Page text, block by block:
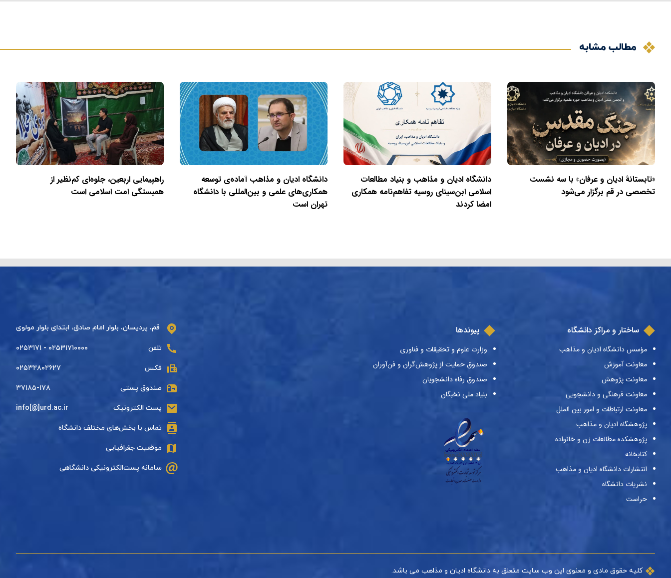
مطالب مشابه
«تابستانهٔ ادیان و عرفان» با سه نشست
تخصصی در قم برگزار می‌شود
دانشگاه ادیان و مذاهب و بنیاد مطالعات
اسلامی ابن‌سینای روسیه تفاهم‌نامه همکاری
امضا کردند
دانشگاه ادیان و مذاهب آماده‌ی توسعه
همکاری‌های علمی و بین‌المللی با دانشگاه
تهران است
راهپیمایی اربعین، جلوه‌ای کم‌نظیر از
همبستگی امت اسلامی است
ساختار و مراکز دانشگاه
مؤسس دانشگاه ادیان و مذاهب
معاونت آموزش
معاونت پژوهش
معاونت فرهنگی و دانشجویی
معاونت ارتباطات و امور بین الملل
پژوهشگاه ادیان و مذاهب
پژوهشکده مطالعات زن و خانواده
کتابخانه
انتشارات دانشگاه ادیان و مذاهب
نشریات دانشگاه
حراست
پیوندها
وزارت علوم و تحقیقات و فناوری
صندوق حمایت از پژوهش‌گران و فن‌آوران
صندوق رفاه دانشجویان
بنیاد ملی نخبگان
قم، پردیسان، بلوار امام صادق، ابتدای بلوار مولوی
تلفن ۰۲۵۳۱۷۱۰۰۰۰ - ۰۲۵۳۱۷۱
فکس ۰۲۵۳۲۸۰۲۶۲۷
صندوق پستی ۳۷۱۸۵-۱۷۸
پست الکترونیک info[@]urd.ac.ir
تماس با بخش‌های مختلف دانشگاه
موقعیت جغرافیایی
سامانه پست‌الکترونیکی دانشگاهی
کلیه حقوق مادی و معنوی این وب سایت متعلق به دانشگاه ادیان و مذاهب می باشد.